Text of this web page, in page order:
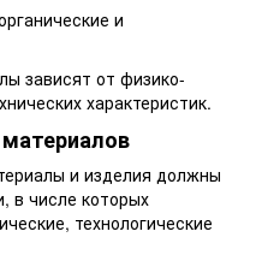
и
зависят от физико-
характеристик.
и изделия должны
в числе которых
технологические